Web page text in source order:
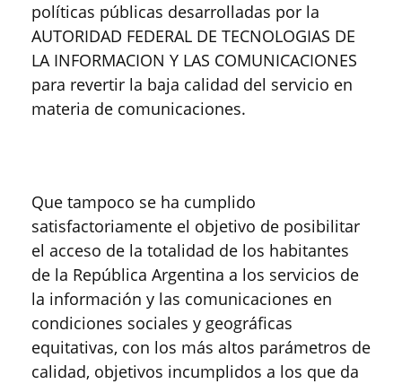
políticas públicas desarrolladas por la
AUTORIDAD FEDERAL DE TECNOLOGIAS DE
LA INFORMACION Y LAS COMUNICACIONES
para revertir la baja calidad del servicio en
materia de comunicaciones.
Que tampoco se ha cumplido
satisfactoriamente el objetivo de posibilitar
el acceso de la totalidad de los habitantes
de la República Argentina a los servicios de
la información y las comunicaciones en
condiciones sociales y geográficas
equitativas, con los más altos parámetros de
calidad, objetivos incumplidos a los que da